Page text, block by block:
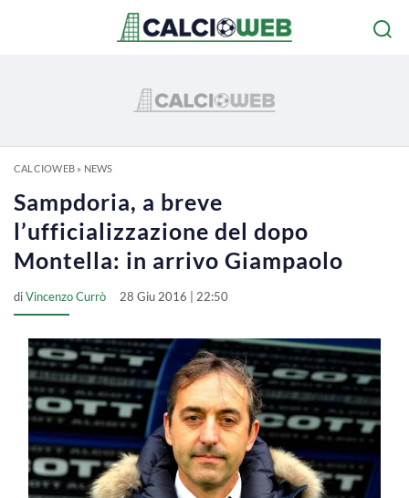
CALCIOWEB» NEWS
Sampdoria, a breve
l’ufficializzazione del dopo
Montella: in arrivo Giampaolo
diVincenzo Currò 28 Giu 2016 | 22:50